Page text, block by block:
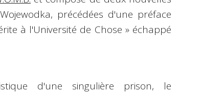
précédées d'une préface
à l'Université de Chose » échappé
d'une singulière prison, le